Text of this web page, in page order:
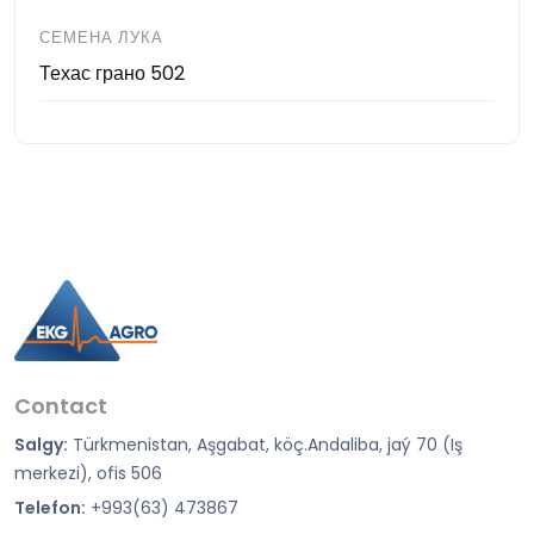
СЕМЕНА ЛУКА
Техас грано 502
Contact
Salgy: Türkmenistan, Aşgabat, köç.Andaliba, jaý 70 (Iş
merkezi), ofis 506
Telefon: +993(63) 473867